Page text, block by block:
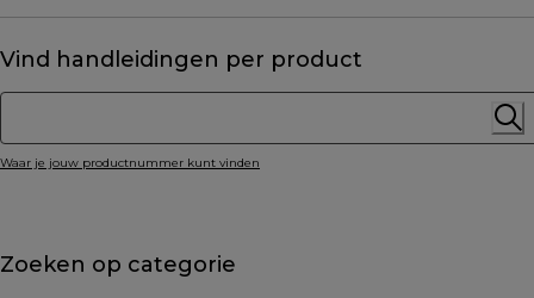
Vind handleidingen per product
Waar je jouw productnummer kunt vinden
Zoeken op categorie